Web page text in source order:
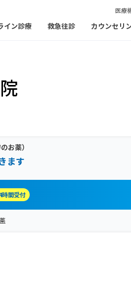
医療
イン診療 救急往診 カウンセリ
お薬）
ます
時間受付